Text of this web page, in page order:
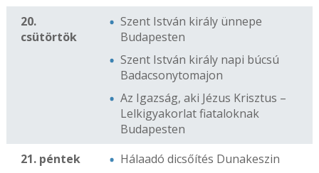
20.
csütörtök
Szent István király ünnepe
Budapesten
Szent István király napi búcsú
Badacsonytomajon
Az Igazság, aki Jézus Krisztus –
Lelkigyakorlat fiataloknak
Budapesten
21. péntek
Hálaadó dicsőítés Dunakeszin